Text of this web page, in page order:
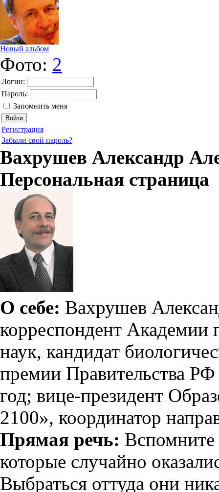
Новый альбом
Фото: 2
Логин:
Пароль:
Запомнить меня
Регистрация
Забыли свой пароль?
Вахрушев Александр
Персональная страница
О себе: Вахрушев
корреспондент Академии
наук, кандидат
премии Правительства РФ
год; вице-президент
2100», координатор
Прямая речь: Вспомните
которые случайно
Выбраться оттуда они